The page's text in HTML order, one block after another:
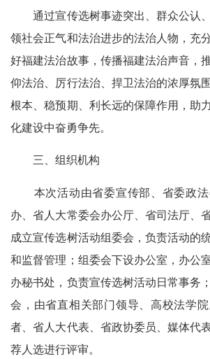
通过宣传选树事迹突出、群众公认、
领社会正气和法治进步的法治人物，充
好福建法治故事，传播福建法治声音，
仰法治、厉行法治、捍卫法治的浓厚氛
根本、稳预期、利长远的保障作用，助
化建设中奋勇争先。
三、组织机构
本次活动由省委宣传部、省委政法
办、省人大常委会办公厅、省司法厅、
成立宣传选树活动组委会，负责活动的
和监督管理；组委会下设办公室，办公
办秘书处，负责宣传选树活动日常事务
会，由省直相关部门领导、高校法学
者、省人大代表、省政协委员、媒体代
荐人选进行评审。